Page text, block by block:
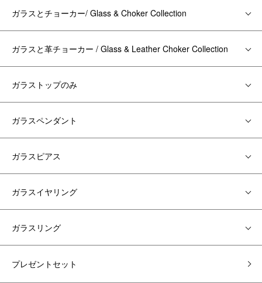
ガラスとチョーカー/ Glass & Choker Collection
ガラスと革チョーカー / Glass & Leather Choker Collection
ガラストップのみ
ガラスペンダント
ガラスピアス
ガラスイヤリング
ガラスリング
プレゼントセット